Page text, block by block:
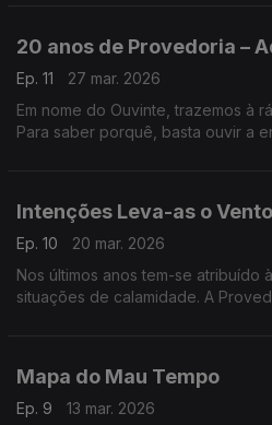
20 anos de Provedoria –
Ep. 11
27 mar. 2026
Em nome do Ouvinte, trazemos à
Para saber porquê, basta ouvir a
Intenções Leva-as o Vento
Ep. 10
20 mar. 2026
Nos últimos anos tem-se atribuído
situações de calamidade. A
Mapa do Mau Tempo
Ep. 9
13 mar. 2026